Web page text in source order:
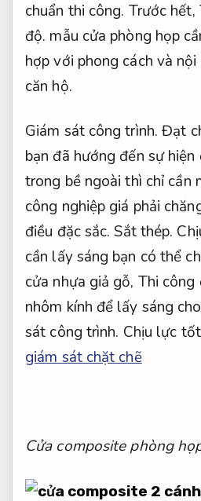
chuẩn thi công. Trước hết,
độ. mẫu cửa phòng họp
hợp với phong cách và
căn hộ.
Giám sát công trình. Đạt
bạn đã hướng đến sự
trong bề ngoài thì chỉ cần
công nghiệp giá phải
điều đặc sắc.Sắt thép.
cần lấy sáng bạn có thể
cửa nhựa giả gỗ, Thi công
nhôm kính để lấy sáng
sát công trình. Chịu lực
giám sát chặt chẽ
Cửa composite phòng